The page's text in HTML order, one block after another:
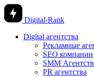
Digital-Rank
Digital агентства
Рекламные
SEO компании
SMM
PR агентства